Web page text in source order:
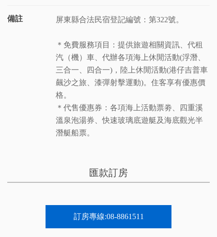
備註 屏東縣合法民宿登記編號：第322號。
＊免費服務項目：提供旅遊相關資訊、代租
汽（機）車、代辦各項海上休閒活動(浮潛、
三合一、四合一)，陸上休閒活動(港仔吉普車
飆沙之旅、漆彈射擊運動)。住客享有優惠價
格。
＊代售優惠券：各項海上活動票劵、四重溪
溫泉泡湯券、快速玻璃底遊艇及海底觀光半
潛艇船票。
匯款訂房
訂房專線:08-8861511